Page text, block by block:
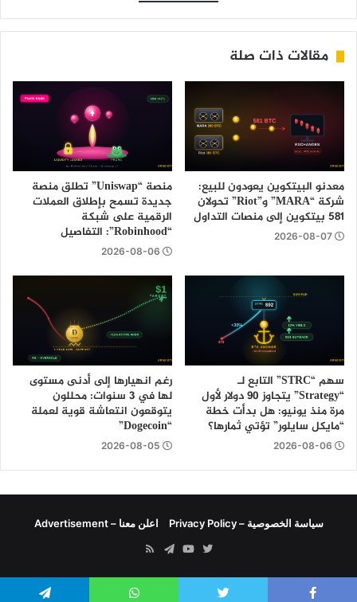
مقالات ذات صلة
معدنو البيتكوين يعودون للبيع:
شركة “MARA” و”Riot” تحولان
581 بيتكوين إلى منصات التداول
2026-08-07
منصة “Uniswap” تطلق منصة
جديدة تسمح بإطلاق العملات
الرقمية على شبكة
“Robinhood”: التفاصيل
2026-08-06
سهم “STRC” التابع لـ
“Strategy” يتجاوز 90 دولار لأول
مرة منذ يونيو: هل بدأت خطة
“مايكل سايلور” تؤتي ثمارها؟
2026-08-06
رغم انهيارها إلى أدنى مستوى
لها في 3 سنوات: محللون
يتوقعون انتعاشة قوية لعملة
“Dogecoin”
2026-08-05
سياسة الخصوصية – Privacy Policy اعلن معنا – Advertisement